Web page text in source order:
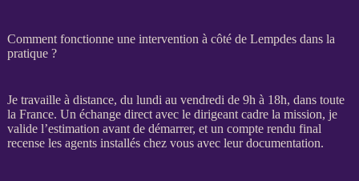
Comment fonctionne une intervention à côté de Lempdes dans la
pratique ?
Je travaille à distance, du lundi au vendredi de 9h à 18h, dans toute
la France. Un échange direct avec le dirigeant cadre la mission, je
valide l’estimation avant de démarrer, et un compte rendu final
recense les agentsinstallés chez vous avec leur documentation.